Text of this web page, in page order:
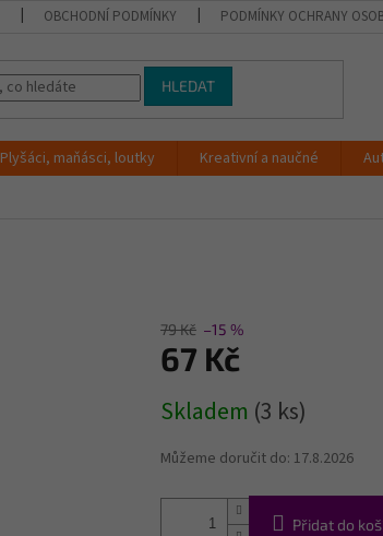
OBCHODNÍ PODMÍNKY PODMÍNKY OCHRANY
HLEDAT
Plyšáci, maňásci, loutky Kreativní a naučné
79 Kč –15 %
67 Kč
cena:
Skladem (3 ks)
Můžeme doručit do: 17.8.2026
Přidat do